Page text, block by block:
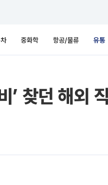
중화학 항공/물류 유통
’ 찾던 해외